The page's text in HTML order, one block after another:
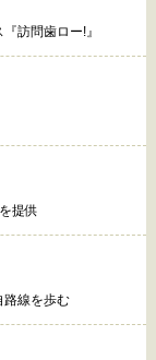
訪問歯ロー!』
提供
路線を歩む